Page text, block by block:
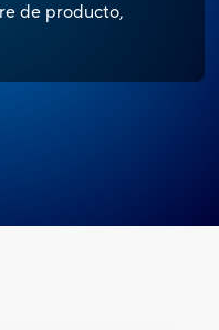
de producto,